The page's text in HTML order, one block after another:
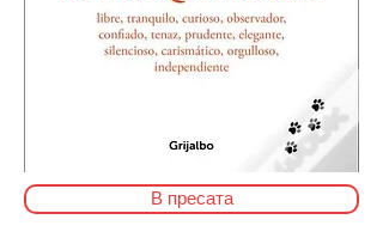
В пресата